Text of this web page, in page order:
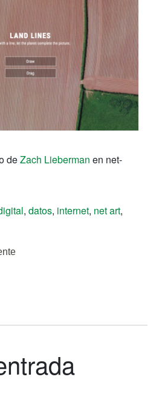
deZach Lieberman en net-
, datos, internet, net art,